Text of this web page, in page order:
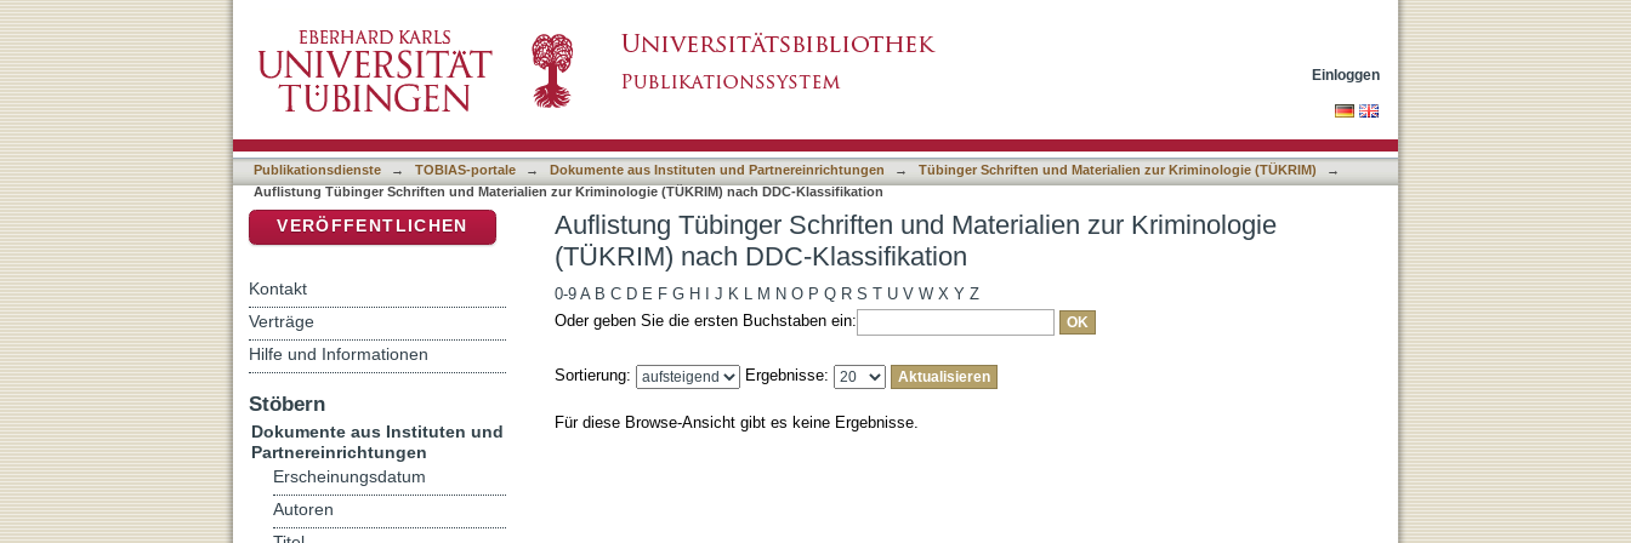
Einloggen
Publikationsdienste → TOBIAS-portale → Dokumente aus Instituten und Partnereinrichtungen → Tübinger Schriften und Materialien zur Kriminologie (TÜKRIM)
→
Auflistung Tübinger Schriften und Materialien zur Kriminologie (TÜKRIM) nach DDC-Klassifikation
Auflistung Tübinger Schriften und Materialien zur Kriminologie
(TÜKRIM) nach DDC-Klassifikation
0-9 A B C D E F G H J K L M N O P Q R S T U V W X Y Z
Oder geben Sie die ersten Buchstaben ein:
Sortierung: Ergebnisse:
Für diese Browse-Ansicht gibt es keine Ergebnisse.
VERÖFFENTLICHEN
Kontakt
Verträge
Hilfe und Informationen
Stöbern
Dokumente aus Instituten und
Partnereinrichtungen
Erscheinungsdatum
Autoren